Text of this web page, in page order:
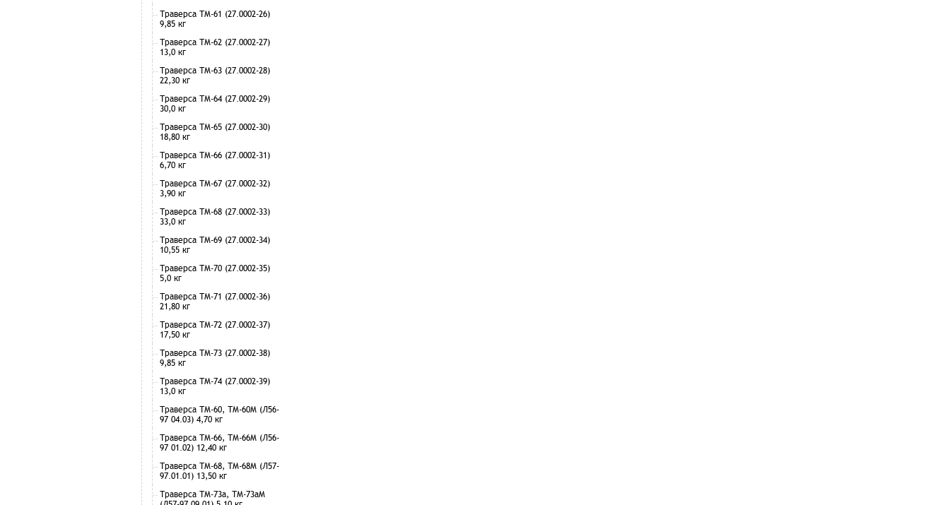
Траверса ТМ-61 (27.0002-26)
9,85 кг
Траверса ТМ-62 (27.0002-27)
13,0 кг
Траверса ТМ-63 (27.0002-28)
22,30 кг
Траверса ТМ-64 (27.0002-29)
30,0 кг
Траверса ТМ-65 (27.0002-30)
18,80 кг
Траверса ТМ-66 (27.0002-31)
6,70 кг
Траверса ТМ-67 (27.0002-32)
3,90 кг
Траверса ТМ-68 (27.0002-33)
33,0 кг
Траверса ТМ-69 (27.0002-34)
10,55 кг
Траверса ТМ-70 (27.0002-35)
5,0 кг
Траверса ТМ-71 (27.0002-36)
21,80 кг
Траверса ТМ-72 (27.0002-37)
17,50 кг
Траверса ТМ-73 (27.0002-38)
9,85 кг
Траверса ТМ-74 (27.0002-39)
13,0 кг
Траверса ТМ-60, ТМ-60М (Л56-
97 04.03) 4,70 кг
Траверса ТМ-66, ТМ-66М (Л56-
97 01.02) 12,40 кг
Траверса ТМ-68, ТМ-68М (Л57-
97.01.01) 13,50 кг
Траверса ТМ-73а, ТМ-73аМ